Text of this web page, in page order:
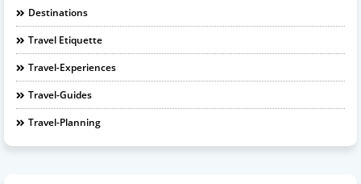
Destinations
Travel Etiquette
Travel-Experiences
Travel-Guides
Travel-Planning